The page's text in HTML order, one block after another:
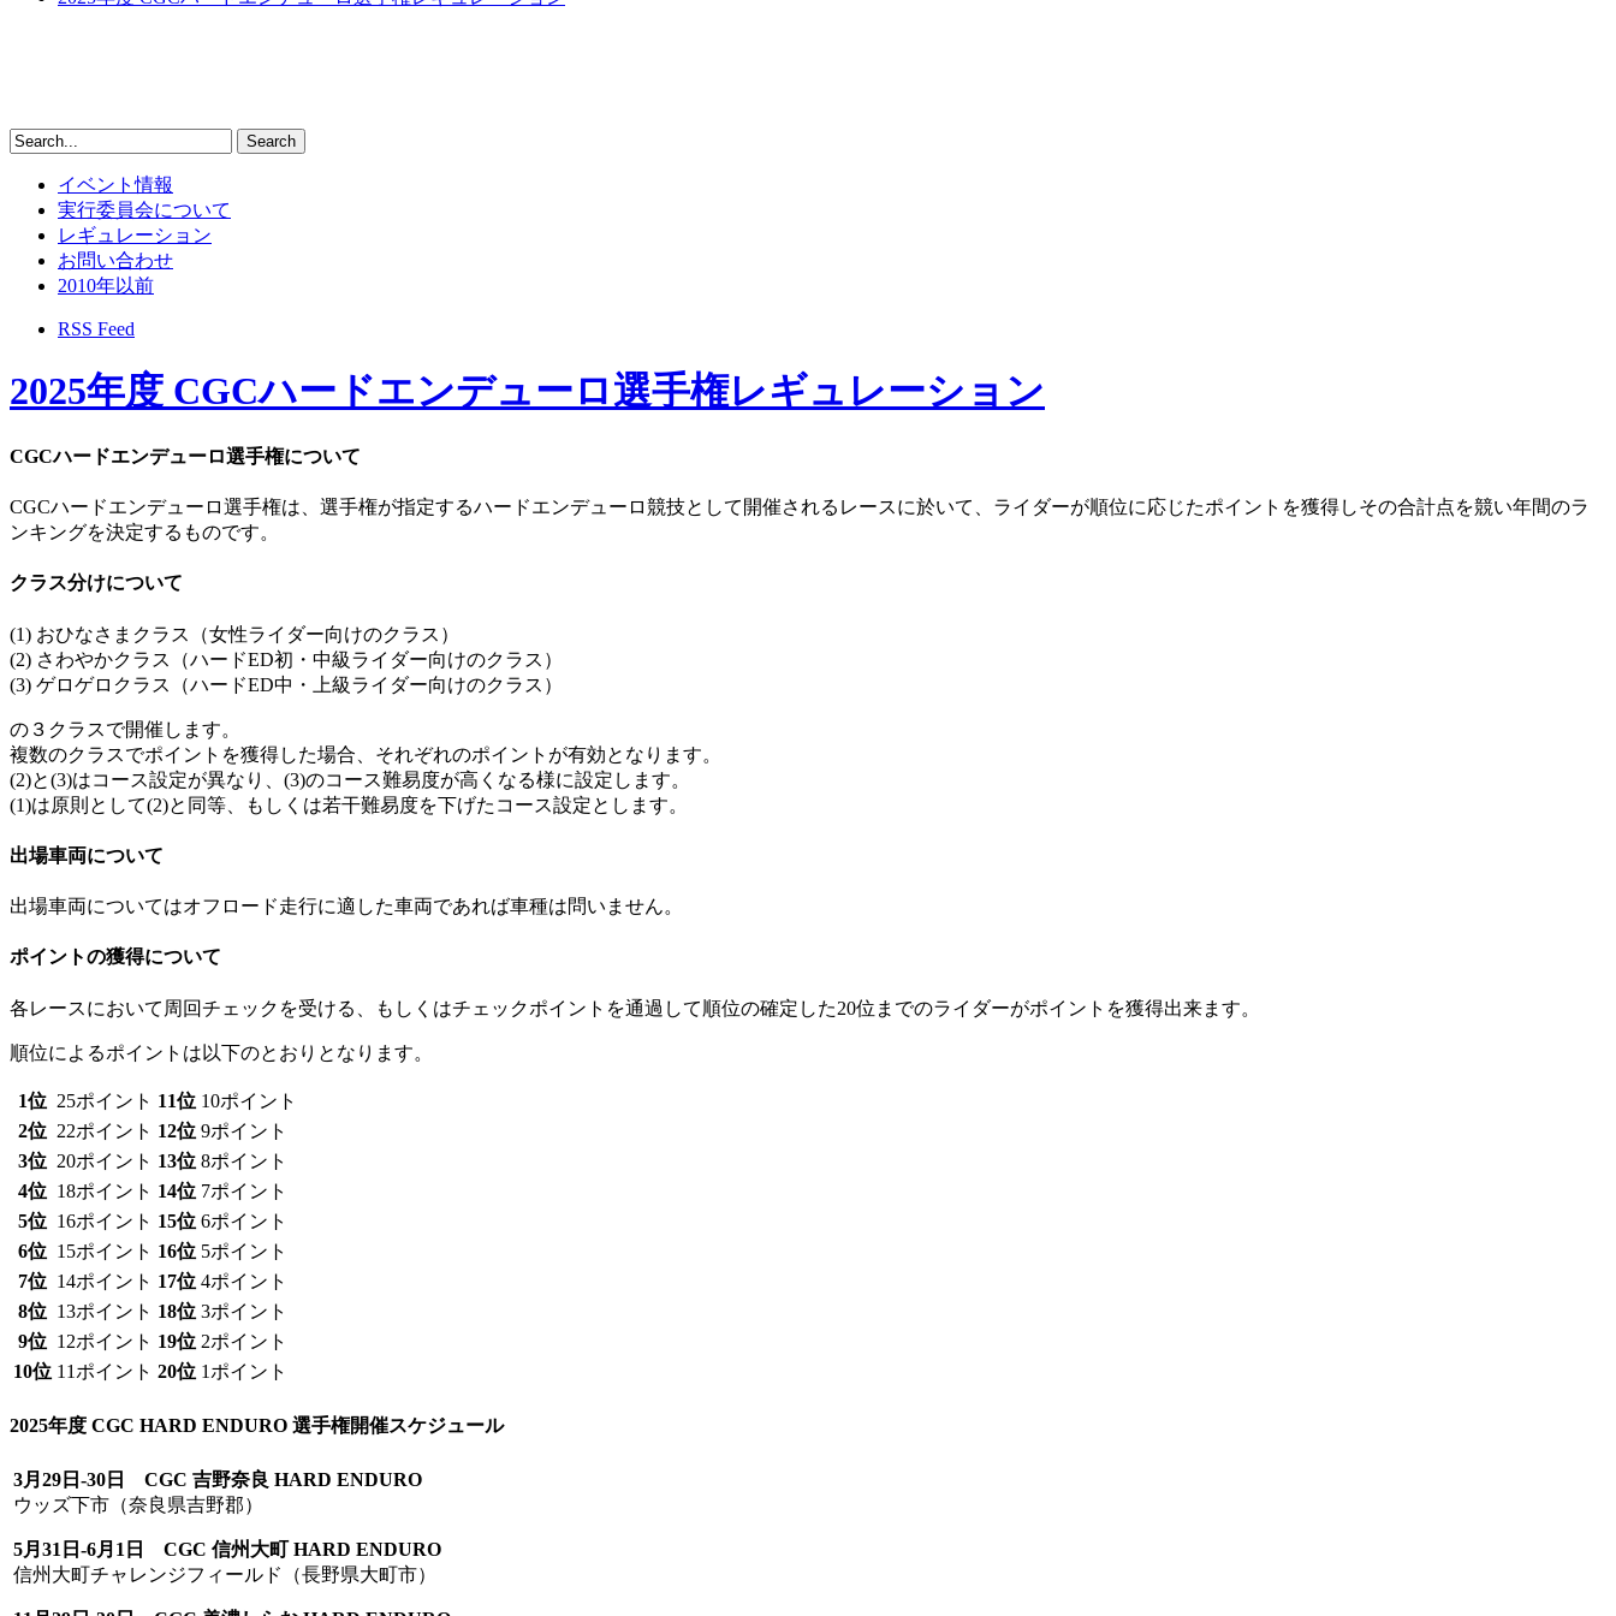
イベント情報
実行委員会について
レギュレーション
お問い合わせ
2010年以前
RSS Feed
2025年度 CGCハードエンデューロ選手権レギュレーション
CGCハードエンデューロ選手権について
CGCハードエンデューロ選手権は、選手権が指定するハードエンデューロ競技として開催されるレースに於いて、ライダーが順位に応じたポイントを獲得しその合計点を競い年間のラ
ンキングを決定するものです。
クラス分けについて
(1) おひなさまクラス（女性ライダー向けのクラス）
(2) さわやかクラス（ハードED初・中級ライダー向けのクラス）
(3) ゲロゲロクラス（ハードED中・上級ライダー向けのクラス）
の３クラスで開催します。
複数のクラスでポイントを獲得した場合、それぞれのポイントが有効となります。
(2)と(3)はコース設定が異なり、(3)のコース難易度が高くなる様に設定します。
(1)は原則として(2)と同等、もしくは若干難易度を下げたコース設定とします。
出場車両について
出場車両についてはオフロード走行に適した車両であれば車種は問いません。
ポイントの獲得について
各レースにおいて周回チェックを受ける、もしくはチェックポイントを通過して順位の確定した20位までのライダーがポイントを獲得出来ます。
順位によるポイントは以下のとおりとなります。
1位 25ポイント 11位 10ポイント
2位 22ポイント 12位 9ポイント
3位 20ポイント 13位 8ポイント
4位 18ポイント 14位 7ポイント
5位 16ポイント 15位 6ポイント
6位 15ポイント 16位 5ポイント
7位 14ポイント 17位 4ポイント
8位 13ポイント 18位 3ポイント
9位 12ポイント 19位 2ポイント
10位 11ポイント 20位 1ポイント
2025年度 CGC HARD ENDURO 選手権開催スケジュール
3月29日-30日 CGC 吉野奈良 HARD ENDURO
ウッズ下市（奈良県吉野郡）
5月31日-6月1日 CGC 信州大町 HARD ENDURO
信州大町チャレンジフィールド（長野県大町市）